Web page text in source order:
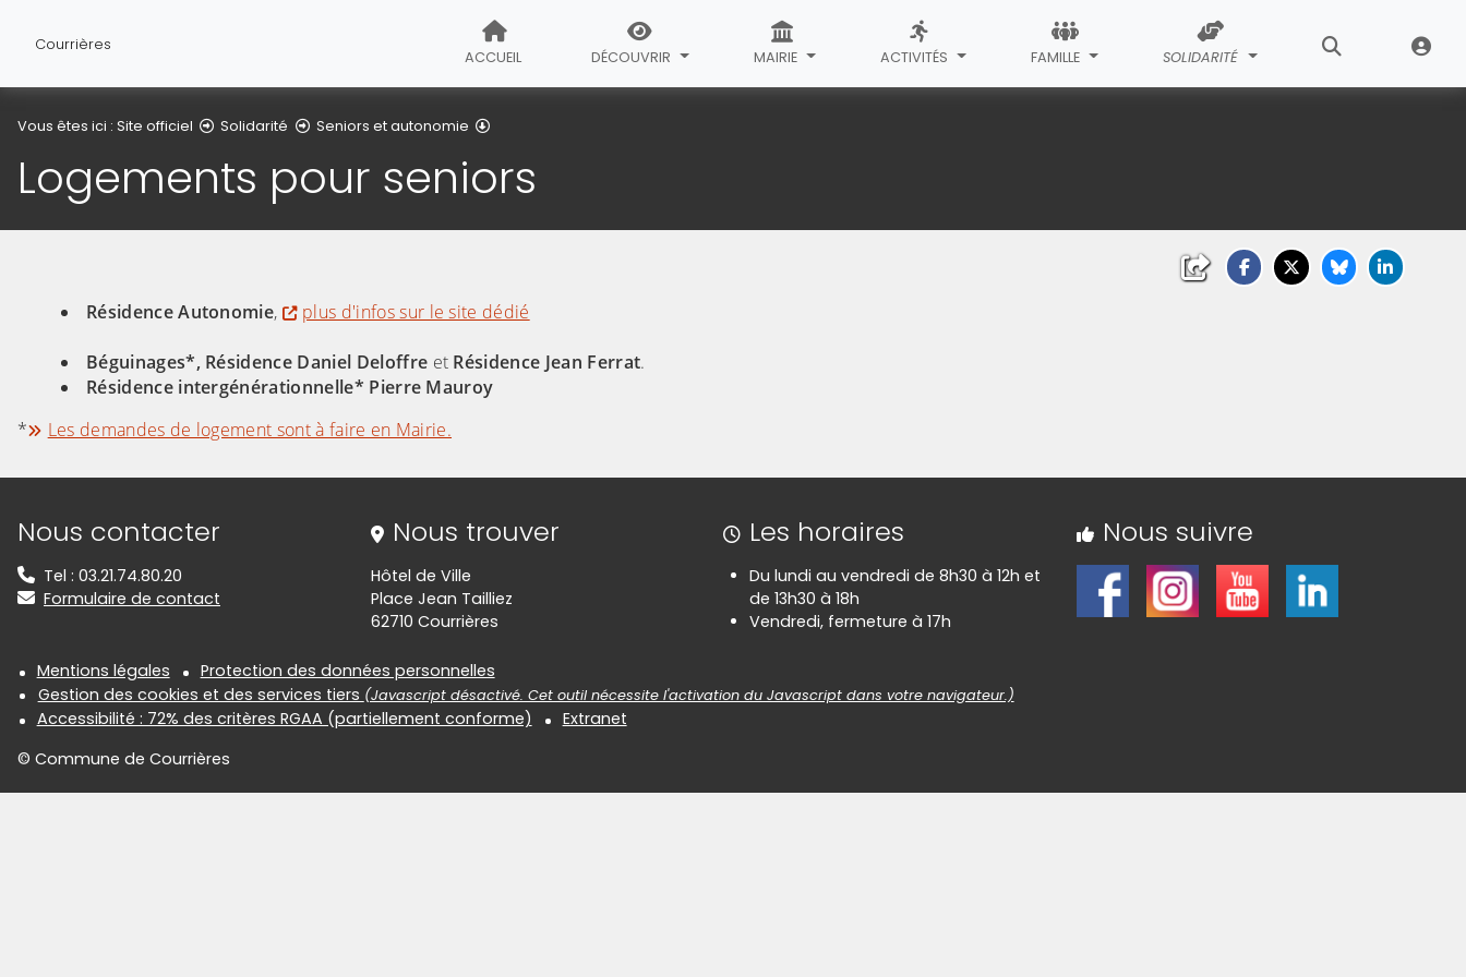
Courrières
ACCUEIL DÉCOUVRIR MAIRIE ACTIVITÉS FAMILLE SOLIDARITÉ
Vous êtes ici : Site officiel Solidarité Seniors et autonomie
Logements pour seniors
Résidence Autonomie, plus d'infos sur le site dédié
Béguinages*, Résidence Daniel Deloffre et Résidence Jean Ferrat.
Résidence intergénérationnelle* Pierre Mauroy
*
Les demandes de logement sont à faire en Mairie.
Informations de contact
Nous contacter
Tel : 03.21.74.80.20
Formulaire de contact
Nous trouver
Hôtel de Ville
Place Jean Tailliez
62710 Courrières
Les horaires
Du lundi au vendredi de 8h30 à 12h et
de 13h30 à 18h
Vendredi, fermeture à 17h
Nous suivre
Informations réglementaires
Mentions légales
Protection des données personnelles
Gestion des cookies et des services tiers (Javascript désactivé. Cet outil nécessite l'activation du Javascript dans votre navigateur.)
Accessibilité : 72% des critères RGAA (partiellement conforme)
Extranet
© Commune de Courrières